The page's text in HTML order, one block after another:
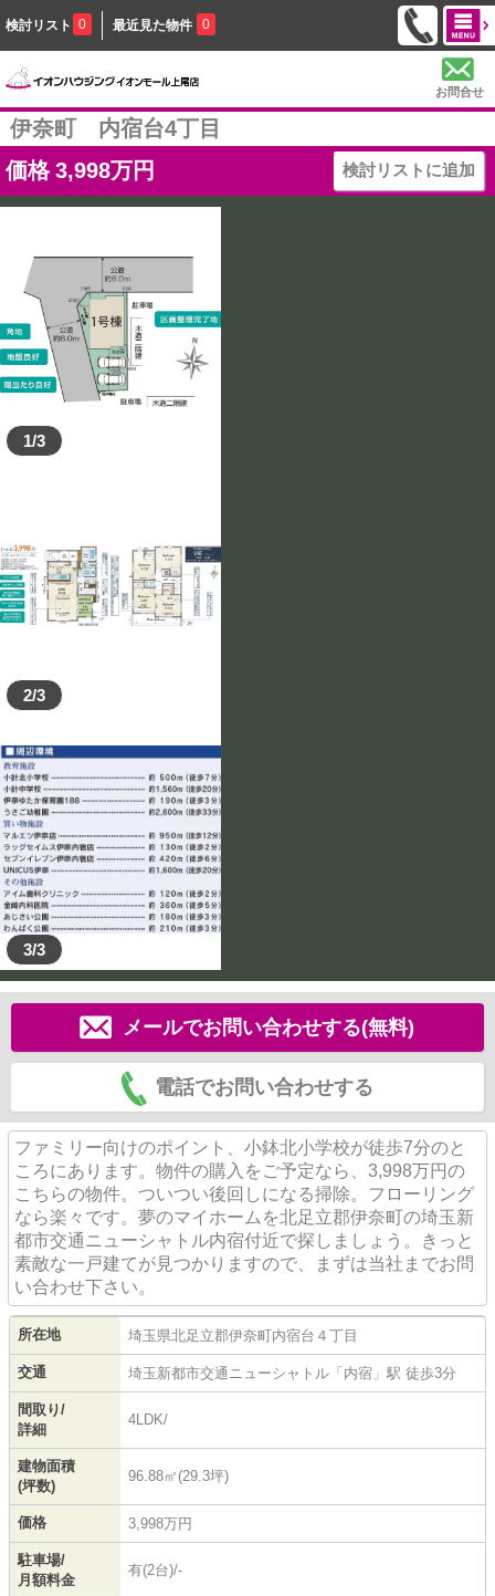
検討リスト 0 最近見た物件 0
お問合せ
伊奈町 内宿台4丁目
価格 3,998万円 検討リストに追加
1/3
2/3
3/3
メールでお問い合わせする(無料)
電話でお問い合わせする
ファミリー向けのポイント、小鉢北小学校が徒歩7分のと
ころにあります。物件の購入をご予定なら、3,998万円の
こちらの物件。ついつい後回しになる掃除。フローリング
なら楽々です。夢のマイホームを北足立郡伊奈町の埼玉新
都市交通ニューシャトル内宿付近で探しましょう。きっと
素敵な一戸建てが見つかりますので、まずは当社までお問
い合わせ下さい。
所在地 埼玉県北足立郡伊奈町内宿台 ４丁目
交通 埼玉新都市交通ニューシャトル 「 内宿 」駅 徒歩3分
間取り/
詳細
4LDK/
建物面積
(坪数)
96.88㎡(29.3坪)
価格 3,998万円
駐車場/
月額料金
有(2台)/-